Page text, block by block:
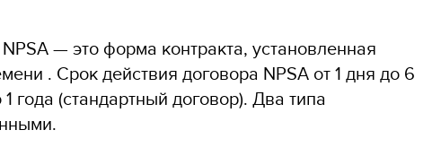
— это форма контракта, установленная
. Срок действия договора NPSA от 1 дня до 6
года (стандартный договор). Два типа